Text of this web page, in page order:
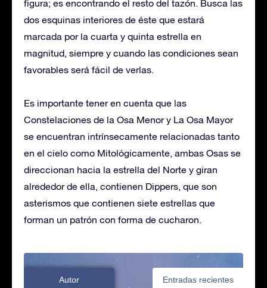
figura; es encontrando el resto del tazón. Busca las
dos esquinas interiores de éste que estará
marcada por la cuarta y quinta estrella en
magnitud, siempre y cuando las condiciones sean
favorables será fácil de verlas.
Es importante tener en cuenta que las
Constelaciones de la Osa Menor y La Osa Mayor
se encuentran intrínsecamente relacionadas tanto
en el cielo como Mitológicamente, ambas Osas se
direccionan hacia la estrella del Norte y giran
alrededor de ella, contienen Dippers, que son
asterismos que contienen siete estrellas que
forman un patrón con forma de cucharon.
Autor Entradas recientes